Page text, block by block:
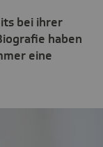
bei ihrer
haben
eine